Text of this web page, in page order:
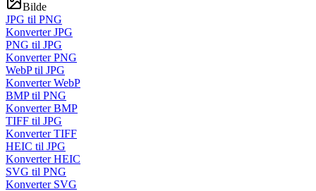
Bilde
JPG til PNG
Konverter JPG
PNG til JPG
Konverter PNG
WebP til JPG
Konverter WebP
BMP til PNG
Konverter BMP
TIFF til JPG
Konverter TIFF
HEIC til JPG
Konverter HEIC
SVG til PNG
Konverter SVG